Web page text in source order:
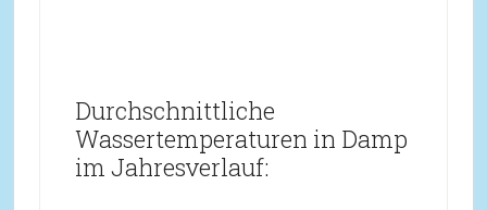
Durchschnittliche
Wassertemperaturen in Damp
im Jahresverlauf: